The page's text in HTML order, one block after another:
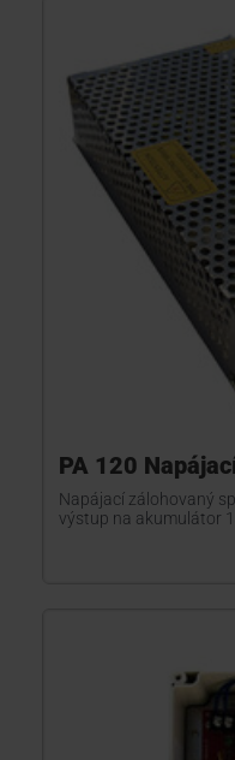
PA 120
Napájací zálohovaný
výstup na akumulátor